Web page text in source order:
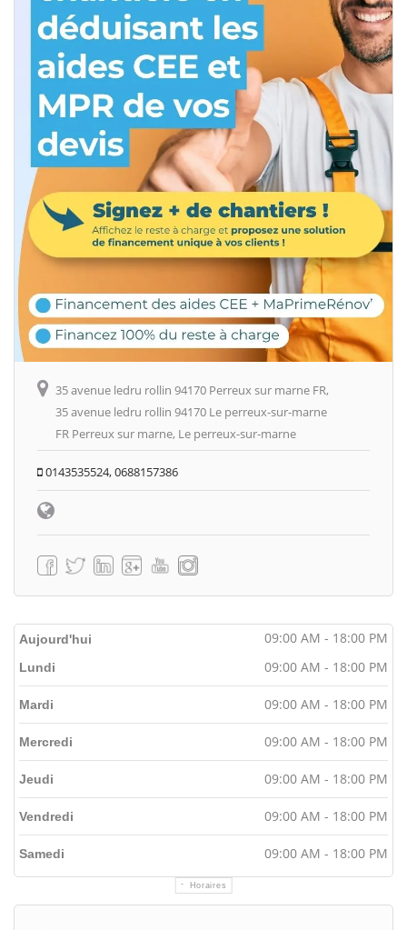
35 avenue ledru rollin 94170 Perreux sur marne FR,
35 avenue ledru rollin 94170 Le perreux-sur-marne
FR Perreux sur marne, Le perreux-sur-marne
0143535524, 0688157386
Aujourd'hui 09:00 AM - 18:00 PM
Horaires
Lundi 09:00 AM - 18:00 PM
Mardi 09:00 AM - 18:00 PM
Mercredi 09:00 AM - 18:00 PM
Jeudi 09:00 AM - 18:00 PM
Vendredi 09:00 AM - 18:00 PM
Samedi 09:00 AM - 18:00 PM